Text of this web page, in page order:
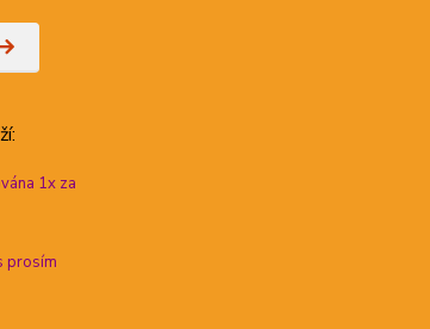
1x za
prosím